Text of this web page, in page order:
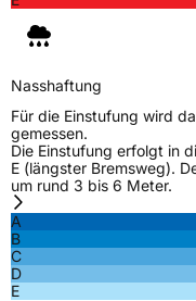
Nasshaftung
Für die Einstufung wird
gemessen.
Die Einstufung erfolgt in
E (längster Bremsweg).
um rund 3 bis 6 Meter.
A
B
C
D
E